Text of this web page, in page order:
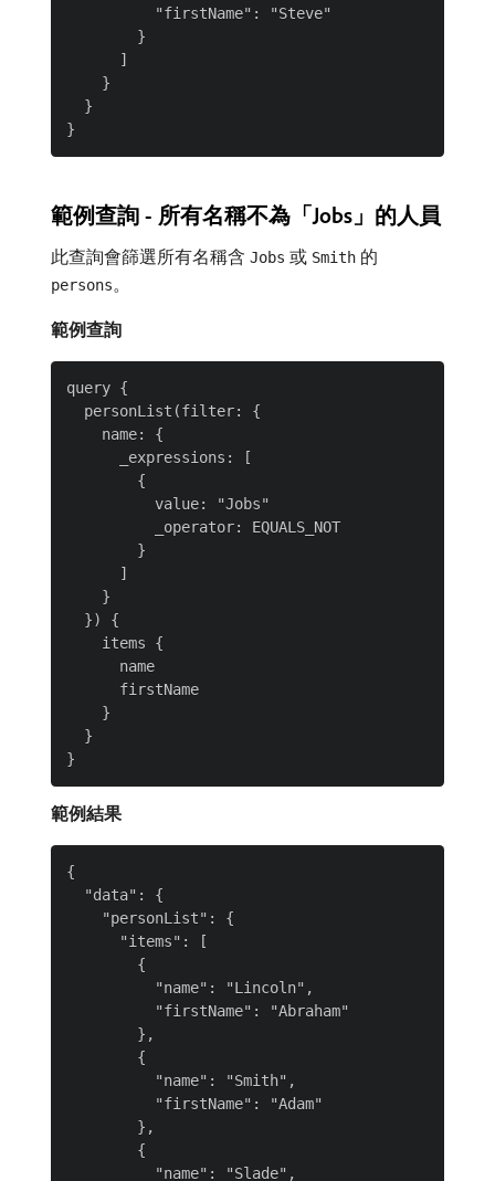
          "firstName": "Steve"
        }
      ]
    }
  }
範例查詢 - 所有名稱不為「Jobs」的人員
此查詢會篩選所有名稱含 Jobs 或 Smith 的
persons。
範例查詢
query {
  personList(filter: {
    name: {
      _expressions: [
        {
          value: "Jobs"
          _operator: EQUALS_NOT
        }
      ]
    }
  }) {
    items {
      name
      firstName
    }
  }
範例結果
{
  "data": {
    "personList": {
      "items": [
        {
          "name": "Lincoln",
          "firstName": "Abraham"
        },
        {
          "name": "Smith",
          "firstName": "Adam"
        },
        {
          "name": "Slade",